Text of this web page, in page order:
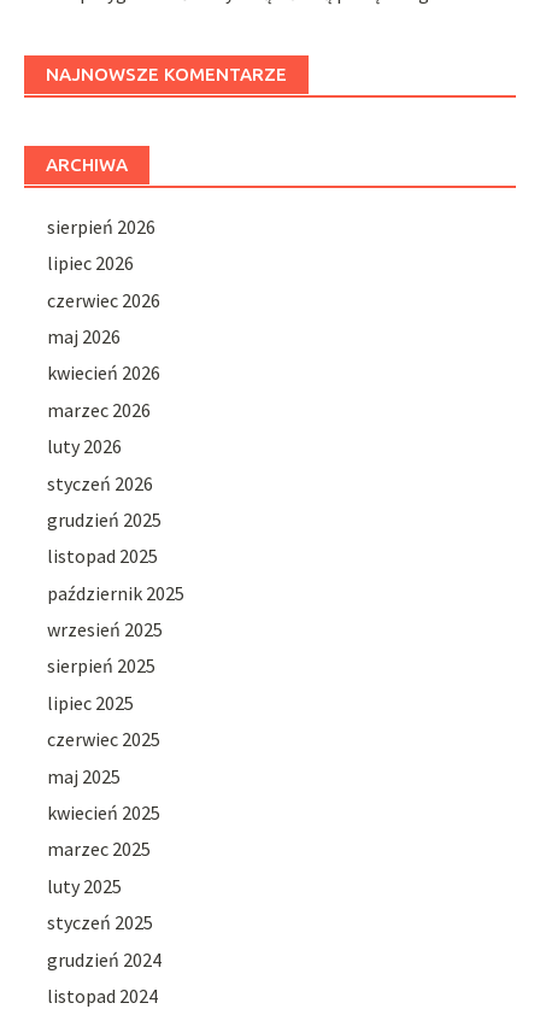
NAJNOWSZE KOMENTARZE
ARCHIWA
sierpień 2026
lipiec 2026
czerwiec 2026
maj 2026
kwiecień 2026
marzec 2026
luty 2026
styczeń 2026
grudzień 2025
listopad 2025
październik 2025
wrzesień 2025
sierpień 2025
lipiec 2025
czerwiec 2025
maj 2025
kwiecień 2025
marzec 2025
luty 2025
styczeń 2025
grudzień 2024
listopad 2024